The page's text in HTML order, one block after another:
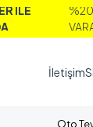
%20'A
İletişim
Oto